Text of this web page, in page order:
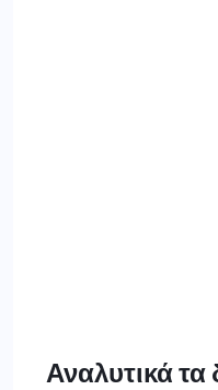
Αναλυτικά